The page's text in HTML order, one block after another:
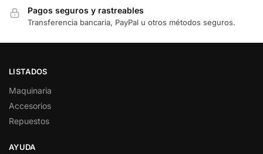
Pagos seguros y rastreables
Transferencia bancaria, PayPal u otros métodos seguros.
LISTADOS
Maquinaria
Accesorios
Repuestos
AYUDA